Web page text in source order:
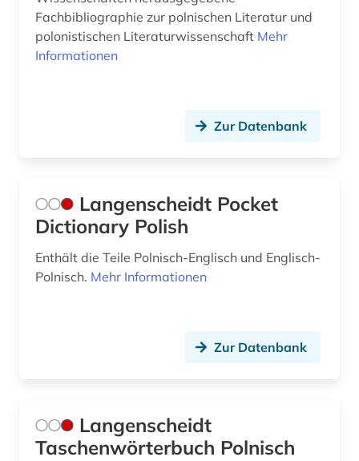
Fachbibliographie zur polnischen Literatur und
polonistischen Literaturwissenschaft Mehr
Informationen
Zur Datenbank
Langenscheidt Pocket
Dictionary Polish
Enthält die Teile Polnisch-Englisch und Englisch-
Polnisch. Mehr Informationen
Zur Datenbank
Langenscheidt
Taschenwörterbuch Polnisch